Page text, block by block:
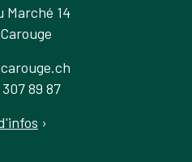
Marché 14
307 89 87
›